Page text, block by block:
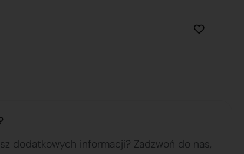
dodatkowych informacji? Zadzwoń do nas,